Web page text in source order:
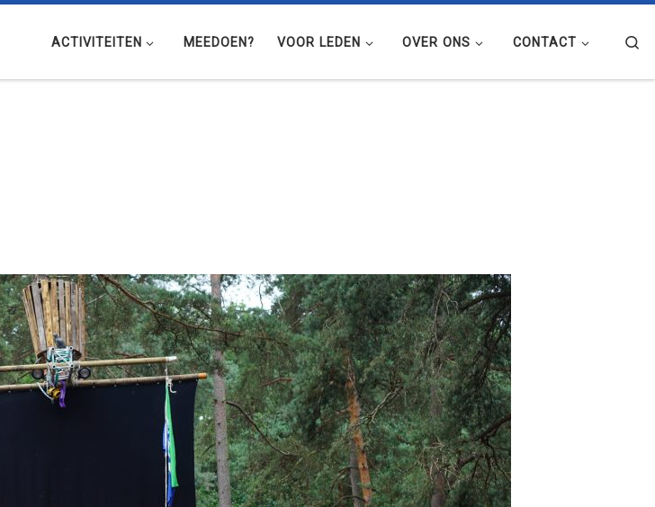
ACTIVITEITEN MEEDOEN? VOOR LEDEN OVER ONS CONTACT